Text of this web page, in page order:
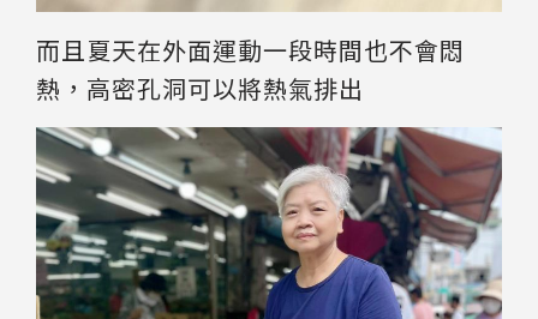
而且夏天在外面運動一段時間也不會悶
熱，高密孔洞可以將熱氣排出